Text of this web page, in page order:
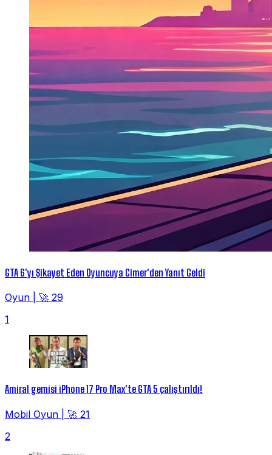
GTA 6'yı Şikayet Eden Oyuncuya Cimer'den Yanıt Geldi
Oyun
🚀 29
1
Amiral gemisi iPhone 17 Pro Max'te GTA 5 çalıştırıldı!
Mobil Oyun
🚀 21
2